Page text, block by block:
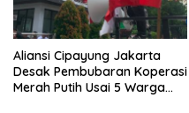
Aliansi Cipayung Jakarta
Desak Pembubaran Koperasi
Merah Putih Usai 5 Warga